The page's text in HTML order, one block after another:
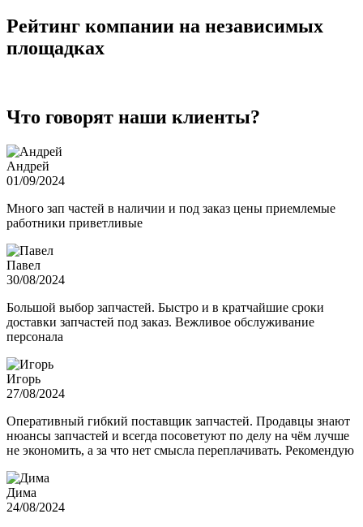
Рейтинг компании на независимых
площадках
Что говорят наши клиенты?
Андрей
01/09/2024
Много зап частей в наличии и под заказ цены приемлемые
работники приветливые
Павел
30/08/2024
Большой выбор запчастей. Быстро и в кратчайшие сроки
доставки запчастей под заказ. Вежливое обслуживание
персонала
Игорь
27/08/2024
Оперативный гибкий поставщик запчастей. Продавцы знают
нюансы запчастей и всегда посоветуют по делу на чём лучше
не экономить, а за что нет смысла переплачивать. Рекомендую
Дима
24/08/2024